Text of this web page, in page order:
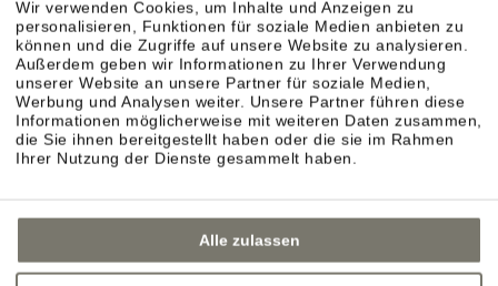
Wir verwenden Cookies, um Inhalte und Anzeigen zu
personalisieren, Funktionen für soziale Medien anbieten zu
können und die Zugriffe auf unsere Website zu analysieren.
Außerdem geben wir Informationen zu Ihrer Verwendung
unserer Website an unsere Partner für soziale Medien,
Werbung und Analysen weiter. Unsere Partner führen diese
Informationen möglicherweise mit weiteren Daten zusammen,
die Sie ihnen bereitgestellt haben oder die sie im Rahmen
Ihrer Nutzung der Dienste gesammelt haben.
Alle zulassen
Montiggler Seen – erst radeln, dann ins Wasser.
Wenn Sie im Radurlaub ein klares Ziel möchten,
sind die Montiggler Seen ideal: Sie fahren sich aus,
springen danach ins kühle Wasser und spüren
sofort dieses Sommerurlaubsgefühl – besonders
an heißen Tagen.